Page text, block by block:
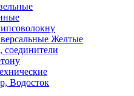
Желтые
соединители
Водосток